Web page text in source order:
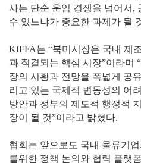
사는 단순 운임 경쟁을 넘어서,
수 있느냐가 중요한 과제가 될
KIFFA는 “북미시장은 국내 제
과 직결되는 핵심 시장”이라며
장의 시황과 전망을 폭넓게 공
리고 있는 국제적 변동성의 어
방안과 정부의 제도적 행정적
장이 될 것”이라고 밝혔다.
협회는 앞으로도 국내 물류기
를위한 정책 논의와 협력 플랫